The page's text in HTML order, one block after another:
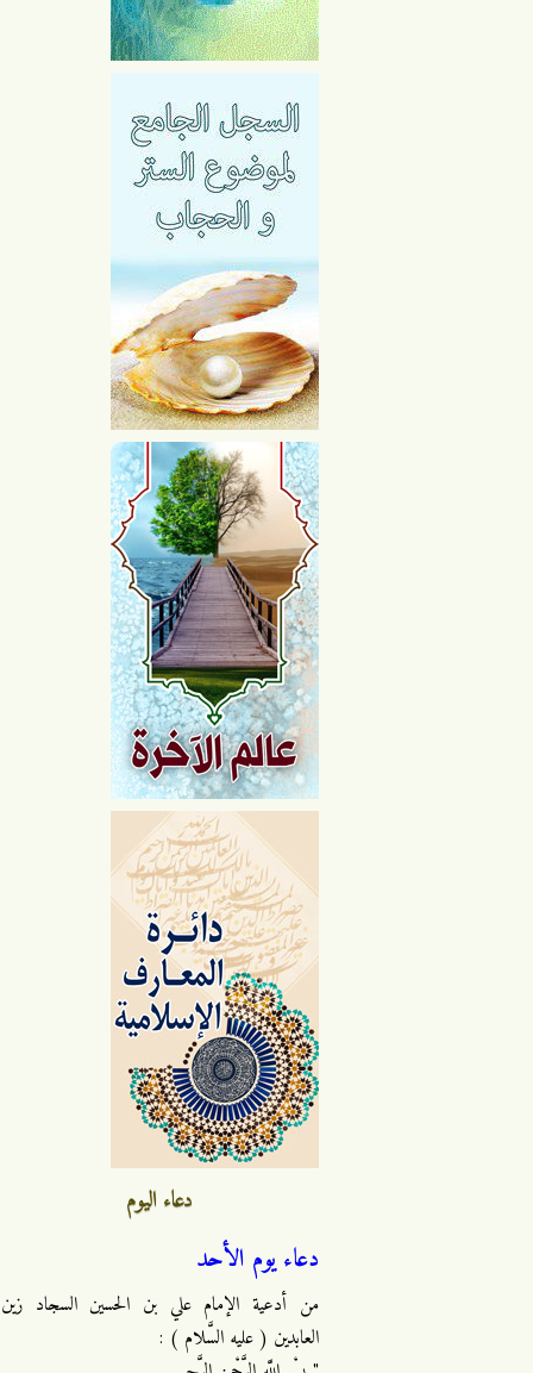
دعاء اليوم
دعاء يوم الأحد
من أدعية الإمام علي بن الحسين السجاد زين
العابدين ( عليه السَّلام ) :